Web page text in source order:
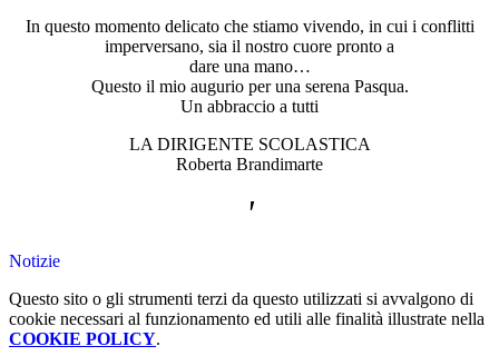
In questo momento delicato che stiamo vivendo, in cui i conflitti
imperversano, sia il nostro cuore pronto a
dare una mano…
Questo il mio augurio per una serena Pasqua.
Un abbraccio a tutti
LA DIRIGENTE SCOLASTICA
Roberta Brandimarte
'
Notizie
Questo sito o gli strumenti terzi da questo utilizzati si avvalgono di
cookie necessari al funzionamento ed utili alle finalità illustrate nella
COOKIE POLICY.